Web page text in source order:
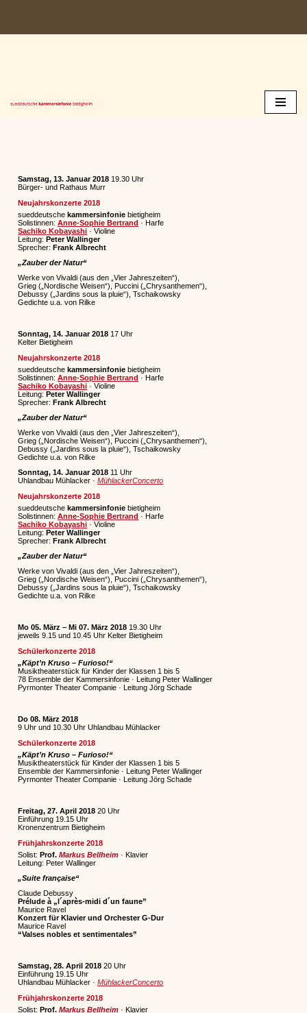
Zum
Samstag, 13. Januar 2018 19.30 Uhr
Bürger- und Rathaus Murr
Neujahrskonzerte 2018
sueddeutschekammersinfonie bietigheim
Solistinnen:Anne-Sophie Bertrand · Harfe
Sachiko Kobayashi · Violine
Leitung:Peter Wallinger
Sprecher:Frank Albrecht
„Zauber der Natur“
Werke von Vivaldi (aus den „Vier Jahreszeiten“),
Grieg („Nordische Weisen“), Puccini („Chrysanthemen“),
Debussy („Jardins sous la pluie“), Tschaikowsky
Gedichte u.a. von Rilke
Sonntag, 14. Januar 2018 17 Uhr
Kelter Bietigheim
Neujahrskonzerte 2018
sueddeutschekammersinfonie bietigheim
Solistinnen:Anne-Sophie Bertrand · Harfe
Sachiko Kobayashi · Violine
Leitung:Peter Wallinger
Sprecher:Frank Albrecht
„Zauber der Natur“
Werke von Vivaldi (aus den „Vier Jahreszeiten“),
Grieg („Nordische Weisen“), Puccini („Chrysanthemen“),
Debussy („Jardins sous la pluie“), Tschaikowsky
Gedichte u.a. von Rilke
Sonntag, 14. Januar 2018 11 Uhr
Uhlandbau Mühlacker ·MühlackerConcerto
Neujahrskonzerte 2018
sueddeutschekammersinfonie bietigheim
Solistinnen:Anne-Sophie Bertrand · Harfe
Sachiko Kobayashi · Violine
Leitung:Peter Wallinger
Sprecher:Frank Albrecht
„Zauber der Natur“
Werke von Vivaldi (aus den „Vier Jahreszeiten“),
Grieg („Nordische Weisen“), Puccini („Chrysanthemen“),
Debussy („Jardins sous la pluie“), Tschaikowsky
Gedichte u.a. von Rilke
Mo 05. März – Mi 07. März 2018 19.30 Uhr
jeweils 9.15 und 10.45 Uhr Kelter Bietigheim
Schülerkonzerte 2018
„Käpt’n Kruso – Furioso!“
Musiktheaterstück für Kinder der Klassen 1 bis 5
78 Ensemble der Kammersinfonie · Leitung Peter Wallinger
Pyrmonter Theater Companie · Leitung Jörg Schade
Do 08. März 2018
9 Uhr und 10.30 Uhr Uhlandbau Mühlacker
Schülerkonzerte 2018
„Käpt’n Kruso – Furioso!“
Musiktheaterstück für Kinder der Klassen 1 bis 5
Ensemble der Kammersinfonie · Leitung Peter Wallinger
Pyrmonter Theater Companie · Leitung Jörg Schade
Freitag, 27. April 2018 20 Uhr
Einführung 19.15 Uhr
Kronenzentrum Bietigheim
Frühjahrskonzerte 2018
Solist:Prof.Markus Bellheim · Klavier
Leitung: Peter Wallinger
„Suite française“
Claude Debussy
Prélude à „l´après-midi d´un faune”
Maurice Ravel
Konzert für Klavier und Orchester G-Dur
Maurice Ravel
“Valses nobles et sentimentales”
Samstag, 28. April 2018 20 Uhr
Einführung 19.15 Uhr
Uhlandbau Mühlacker ·MühlackerConcerto
Frühjahrskonzerte 2018
Solist:Prof.Markus Bellheim · Klavier